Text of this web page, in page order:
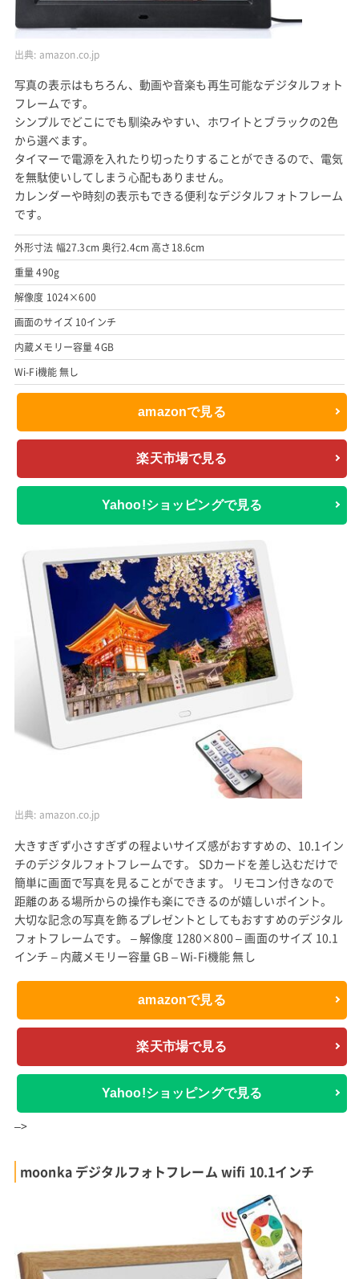
出典: amazon.co.jp
写真の表示はもちろん、動画や音楽も再生可能なデジタルフォト
フレームです。
シンプルでどこにでも馴染みやすい、ホワイトとブラックの2色
から選べます。
タイマーで電源を入れたり切ったりすることができるので、電気
を無駄使いしてしまう心配もありません。
カレンダーや時刻の表示もできる便利なデジタルフォトフレーム
です。
外形寸法 幅27.3cm 奥行2.4cm 高さ18.6cm
重量 490g
解像度 1024×600
画面のサイズ 10インチ
内蔵メモリー容量 4GB
Wi-Fi機能 無し
amazonで見る
楽天市場で見る
Yahoo!ショッピングで見る
出典: amazon.co.jp
大きすぎず小さすぎずの程よいサイズ感がおすすめの、10.1イン
チのデジタルフォトフレームです。 SDカードを差し込むだけで
簡単に画面で写真を見ることができます。 リモコン付きなので
距離のある場所からの操作も楽にできるのが嬉しいポイント。
大切な記念の写真を飾るプレゼントとしてもおすすめのデジタル
フォトフレームです。 – 解像度 1280×800 – 画面のサイズ 10.1
インチ – 内蔵メモリー容量 GB – Wi-Fi機能 無し
amazonで見る
楽天市場で見る
Yahoo!ショッピングで見る
–>
moonka デジタルフォトフレーム wifi 10.1インチ